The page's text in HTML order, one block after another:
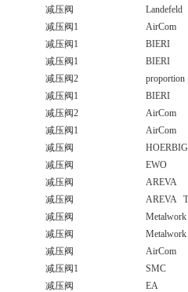
减压阀
Landefeld
减压阀1
AirCom
减压阀1
BIERI
减压阀1
BIERI
减压阀2
proportion
减压阀1
BIERI
减压阀2
AirCom
减压阀1
AirCom
减压阀
减压阀
EWO
减压阀
AREVA
减压阀
AREVA
减压阀
Metalwork
减压阀
Metalwork
减压阀
AirCom
减压阀1
SMC
减压阀
EA